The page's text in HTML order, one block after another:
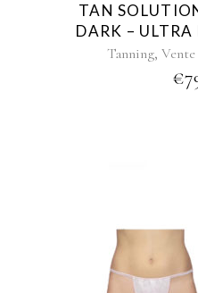
TAN
DARK –
Tanning,
€